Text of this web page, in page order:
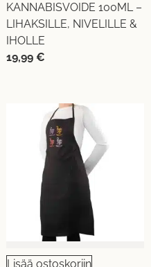
KANNABISVOIDE 100ML –
LIHAKSILLE, NIVELILLE &
IHOLLE
19,99 €
Lisää ostoskoriin